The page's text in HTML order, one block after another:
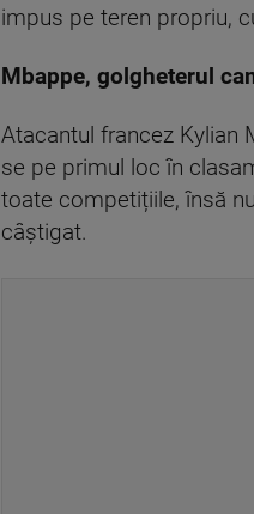
impus pe teren propriu,
Mbappe, golgheterul
Atacantul francez Kylian
se pe primul loc în
toate competițiile, însă
câștigat.